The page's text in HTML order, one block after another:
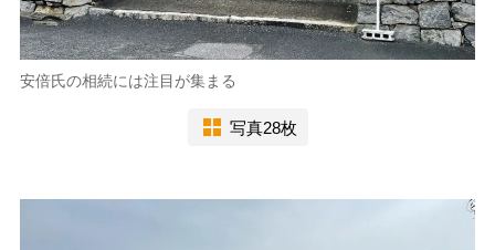
安倍氏の相続には注目が集まる
写真28枚